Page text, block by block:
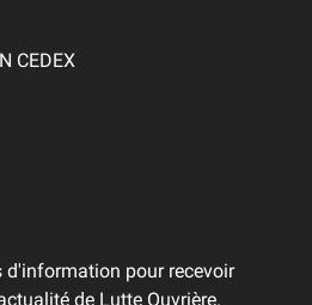
CEDEX
d'information pour recevoir
de Lutte Ouvrière.